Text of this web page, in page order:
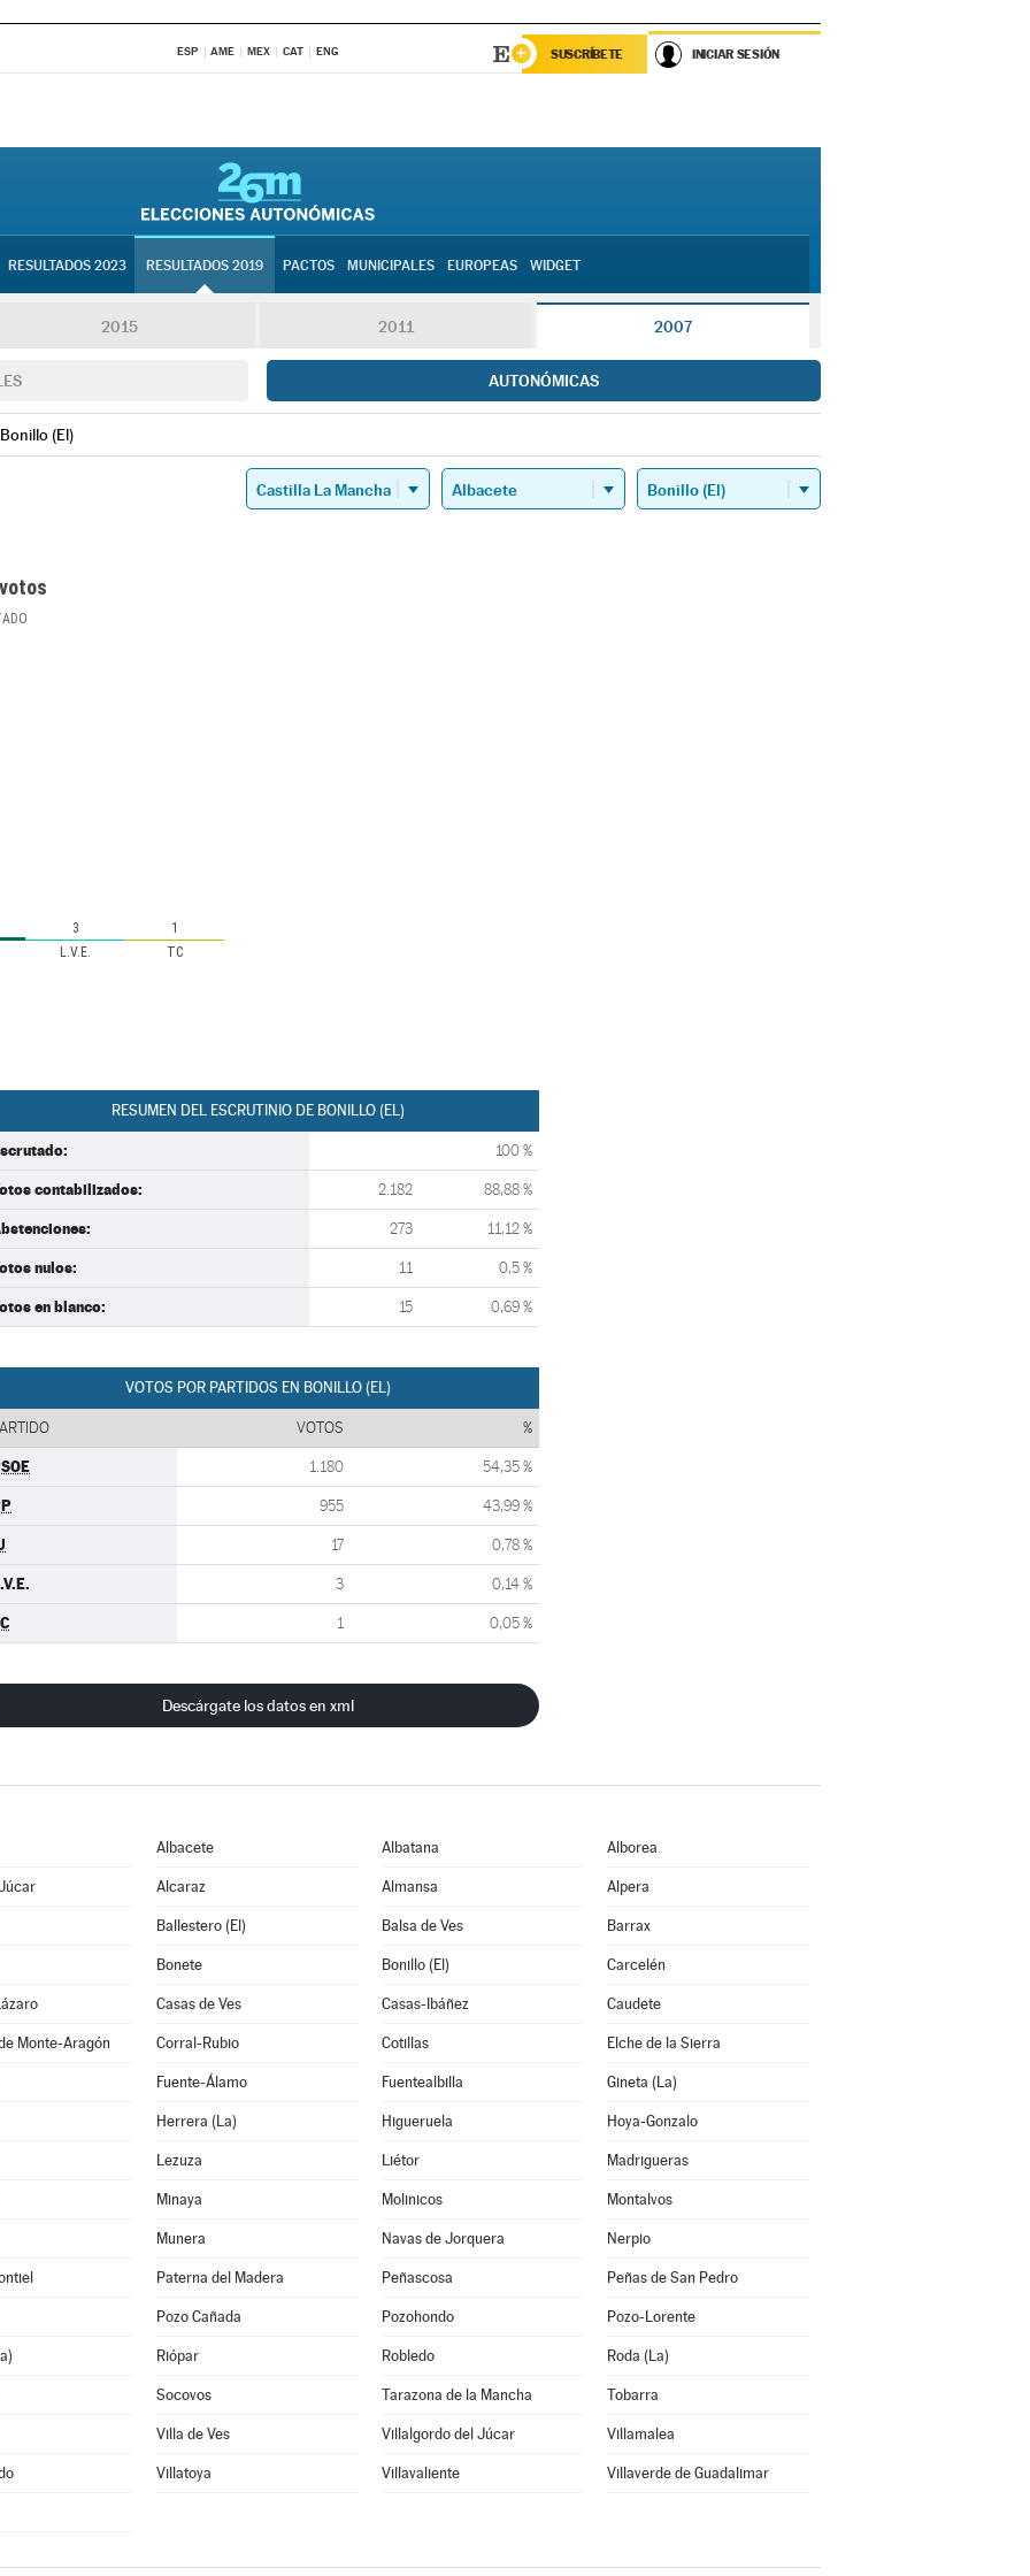
ESP AME MEX CAT ENG SUSCRÍBETE INICIAR SESIÓN
RESULTADOS 2023 RESULTADOS 2019 PACTOS MUNICIPALES EUROPEAS WIDGET
2015 2011 2007
AUTONÓMICAS
Bonillo (El)
L.V.E. TC
3 1
RESUMEN DEL ESCRUTINIO DE BONILLO (EL)
100 %
contabilizados: 2.182 88,88 %
273 11,12 %
nulos: 11 0,5 %
en blanco: 15 0,69 %
VOTOS POR PARTIDOS EN BONILLO (EL)
VOTOS %
1.180 54,35 %
955 43,99 %
17 0,78 %
3 0,14 %
1 0,05 %
Descárgate los datos en xml
Albacete Albatana Alborea
Alcaraz Almansa Alpera
Ballestero (El) Balsa de Ves Barrax
Bonete Bonillo (El) Carcelén
Casas de Ves Casas-Ibáñez Caudete
Monte-Aragón Corral-Rubio Cotillas Elche de la Sierra
Fuente-Álamo Fuentealbilla Gineta (La)
Herrera (La) Higueruela Hoya-Gonzalo
Lezuza Liétor Madrigueras
Minaya Molinicos Montalvos
Munera Navas de Jorquera Nerpio
Paterna del Madera Peñascosa Peñas de San Pedro
Pozo Cañada Pozohondo Pozo-Lorente
Riópar Robledo Roda (La)
Socovos Tarazona de la Mancha Tobarra
Villa de Ves Villalgordo del Júcar Villamalea
Villatoya Villavaliente Villaverde de Guadalimar